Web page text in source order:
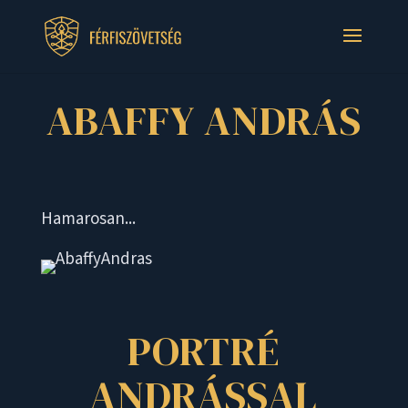
ABAFFY ANDRÁS
Hamarosan...
PORTRÉ
ANDRÁSSAL